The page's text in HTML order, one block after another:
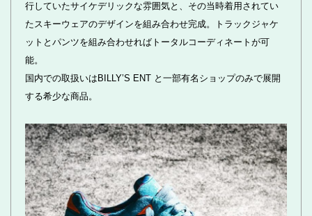
行していたサイケデリックな雰囲気と、その当時着用されてい
たスキーウェアのデザインを組み合わせ完成。トラックジャケ
ットとパンツを組み合わせればトータルコーディネートが可
能。
国内での取扱いはBILLY’S ENT と一部有名ショップのみで展開
する希少な商品。